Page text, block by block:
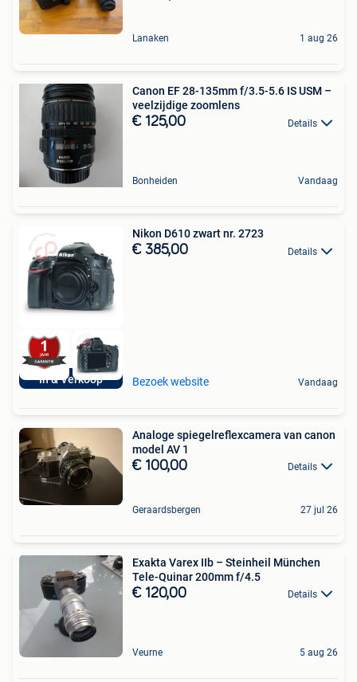
Lanaken 1 aug 26
Canon EF 28-135mm f/3.5-5.6 IS USM –
veelzijdige zoomlens
€ 125,00 Details
Bonheiden Vandaag
In & Verkoop
Nikon D610 zwart nr. 2723
€ 385,00 Details
Bezoek website Vandaag
Analoge spiegelreflexcamera van canon
model AV 1
€ 100,00 Details
Geraardsbergen 27 jul 26
Exakta Varex IIb – Steinheil München
Tele-Quinar 200mm f/4.5
€ 120,00 Details
Veurne 5 aug 26